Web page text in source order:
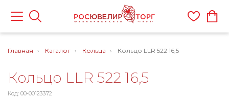
Главная Каталог Кольца Кольцо LLR 522 16,5
Кольцо LLR 522 16,5
Код: 00-00123372